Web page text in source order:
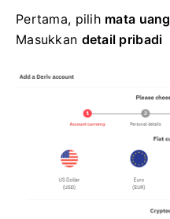
Pertama, pilih mata uang
Masukkan detail pribadi